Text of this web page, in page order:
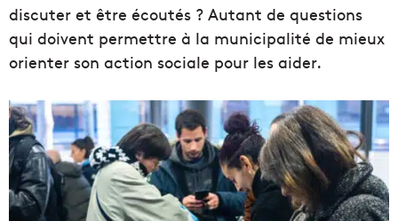
discuter et être écoutés ? Autant de questions
qui doivent permettre à la municipalité de mieux
orienter son action sociale pour les aider.